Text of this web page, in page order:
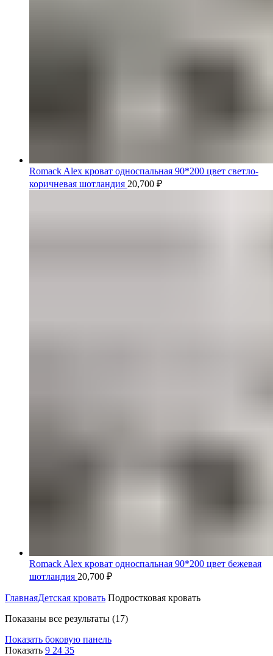
Romack Alex кроват односпальная 90*200 цвет светло-
коричневая шотландия 20,700 ₽
Romack Alex кроват односпальная 90*200 цвет бежевая
шотландия 20,700 ₽
ГлавнаяДетская кровать Подростковая кровать
Показаны все результаты (17)Цены:
Показать боковую панель
Показать 9 24 35